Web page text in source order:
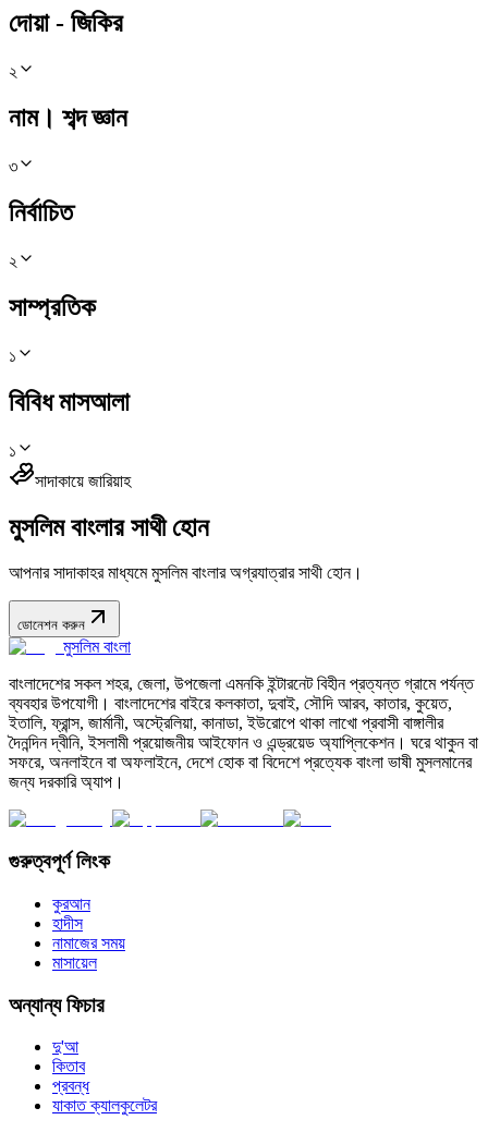
দোয়া - জিকির
২
নাম। শব্দ জ্ঞান
৩
নির্বাচিত
২
সাম্প্রতিক
১
বিবিধ মাসআলা
১
সাদাকায়ে জারিয়াহ
মুসলিম বাংলার সাথী হোন
আপনার সাদাকাহর মাধ্যমে মুসলিম বাংলার অগ্রযাত্রার সাথী হোন।
ডোনেশন করুন
মুসলিম বাংলা
বাংলাদেশের সকল শহর, জেলা, উপজেলা এমনকি ইন্টারনেট বিহীন প্রত্যন্ত গ্রামে পর্যন্ত
ব্যবহার উপযোগী। বাংলাদেশের বাইরে কলকাতা, দুবাই, সৌদি আরব, কাতার, কুয়েত,
ইতালি, ফ্রান্স, জার্মানী, অস্ট্রেলিয়া, কানাডা, ইউরোপে থাকা লাখো প্রবাসী বাঙ্গালীর
দৈনন্দিন দ্বীনি, ইসলামী প্রয়োজনীয় আইফোন ও এন্ড্রয়েড অ্যাপ্লিকেশন। ঘরে থাকুন বা
সফরে, অনলাইনে বা অফলাইনে, দেশে হোক বা বিদেশে প্রত্যেক বাংলা ভাষী মুসলমানের
জন্য দরকারি অ্যাপ।
গুরুত্বপূর্ণ লিংক
কুরআন
হাদীস
নামাজের সময়
মাসায়েল
অন্যান্য ফিচার
দু'আ
কিতাব
প্রবন্ধ
যাকাত ক্যালকুলেটর